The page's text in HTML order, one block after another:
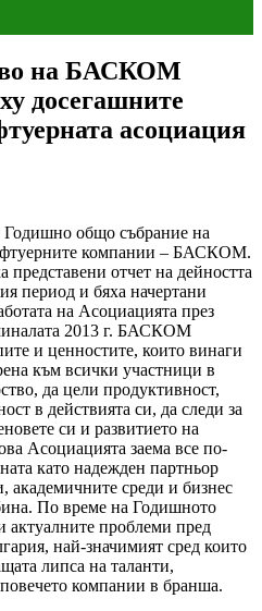
на БАСКОМ
досегашните
асоциация
Годишно общо събрание на
компании – БАСКОМ.
представени отчет на дейността
период и бяха начертани
на Асоциацията през
2013 г. БАСКОМ
и ценностите, които винаги
към всички участници в
да цели продуктивност,
в действията си, да следи за
си и развитието на
Асоциацията заема все по-
като надежден партньор
академичните среди и бизнес
По време на Годишното
актуалните проблеми пред
най-значимият сред които
липса на таланти,
компании в бранша.